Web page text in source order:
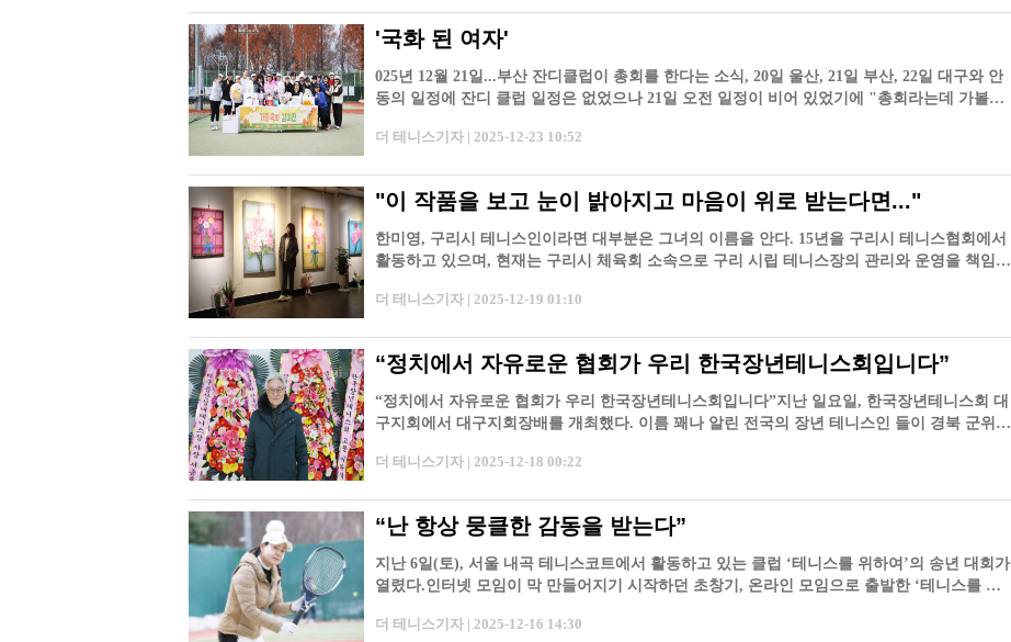
'국화 된 여자'
025년 12월 21일...부산 잔디클럽이 총회를 한다는 소식, 20일 울산, 21일 부산, 22일 대구와 안
동의 일정에 잔디 클럽 일정은 없었으나 21일 오전 일정이 비어 있었기에 "총회라는데 가볼
더 테니스기자 | 2025-12-23 10:52
"이 작품을 보고 눈이 밝아지고 마음이 위로 받는다면..."
한미영, 구리시 테니스인이라면 대부분은 그녀의 이름을 안다. 15년을 구리시 테니스협회에서
활동하고 있으며, 현재는 구리시 체육회 소속으로 구리 시립 테니스장의 관리와 운영을 책임지
더 테니스기자 | 2025-12-19 01:10
“정치에서 자유로운 협회가 우리 한국장년테니스회입니다”
“정치에서 자유로운 협회가 우리 한국장년테니스회입니다”지난 일요일, 한국장년테니스회 대
구지회에서 대구지회장배를 개최했다. 이름 꽤나 알린 전국의 장년 테니스인 들이 경북 군위에
더 테니스기자 | 2025-12-18 00:22
“난 항상 뭉클한 감동을 받는다”
지난 6일(토), 서울 내곡 테니스코트에서 활동하고 있는 클럽 ‘테니스를 위하여’의 송년 대회가
열렸다.인터넷 모임이 막 만들어지기 시작하던 초창기, 온라인 모임으로 출발한 ‘테니스를 위
더 테니스기자 | 2025-12-16 14:30